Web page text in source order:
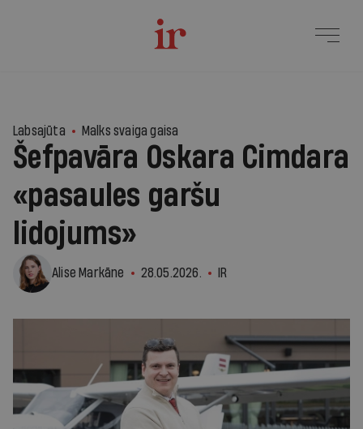
Labsajūta Malks svaiga gaisa
Šefpavāra Oskara Cimdara
«pasaules garšu
lidojums»
Alise Markāne 28.05.2026. IR